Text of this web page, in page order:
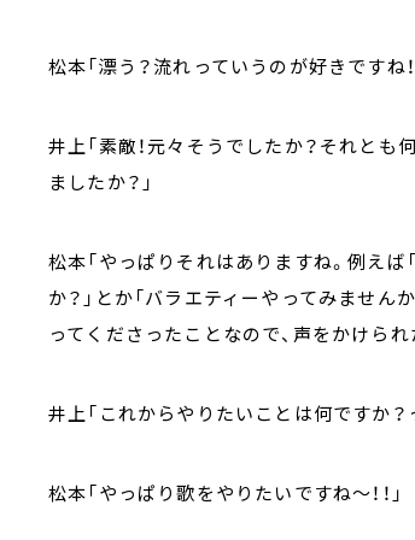
松本「漂う？流れっていうのが好きですね！
井上「素敵！元々そうでしたか？それと
ましたか？」
松本「やっぱりそれはありますね。例えば
か？」とか「バラエティーやってみませ
ってくださったことなので、声をかけられ
井上「これからやりたいことは何ですか
松本「やっぱり歌をやりたいですね～！！」